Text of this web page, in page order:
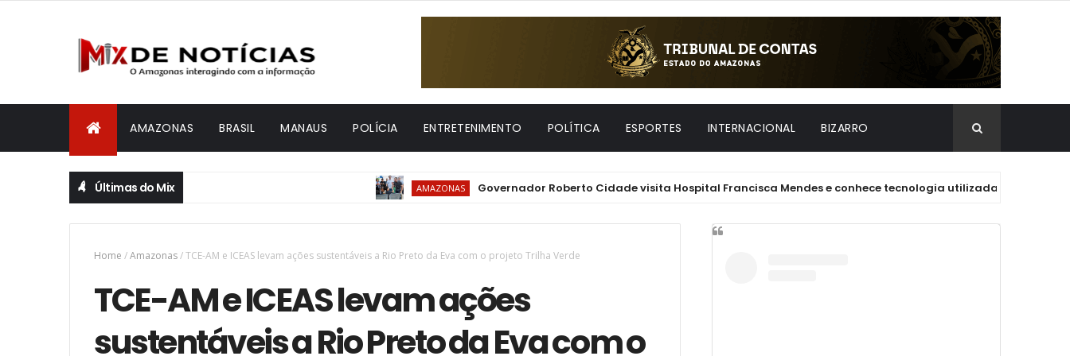
AMAZONAS BRASIL MANAUS POLÍCIA ENTRETENIMENTO POLÍTICA ESPORTES INTERNACIONAL BIZARRO
Últimas do Mix AMAZONAS Governador Roberto Cidade visita Hospital Francisca Mendes e conhece tecnologia utilizada em cirurgias
Home /Amazonas/TCE-AM e ICEAS levam ações sustentáveis a Rio Preto da Eva com o projeto Trilha Verde
TCE-AM e ICEAS levam ações
sustentáveis a Rio Preto da Eva com o